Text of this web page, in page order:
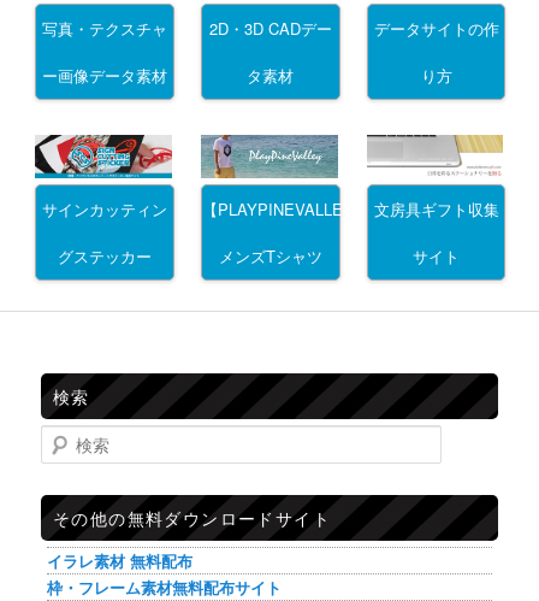
写真・テクスチャ
ー画像データ素材
2D・3D CADデー
タ素材
データサイトの作
り方
サインカッティン
グステッカー
【PLAYPINEVALLEY】
メンズTシャツ
文房具ギフト収集
サイト
検索
検索
その他の無料ダウンロードサイト
イラレ素材 無料配布
枠・フレーム素材無料配布サイト